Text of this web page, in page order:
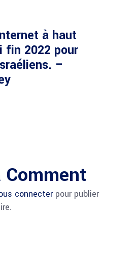
à haut
fin 2022 pour
–
Comment
connecterpour publier